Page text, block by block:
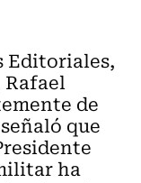
Editoriales,
de
que
ha